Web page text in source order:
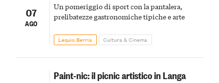
07
AGO
Un pomeriggio di sport con la pantalera,
prelibatezze gastronomiche tipiche e arte
Lequio Berria Cultura & Cinema
Paint-nic: il picnic artistico in Langa